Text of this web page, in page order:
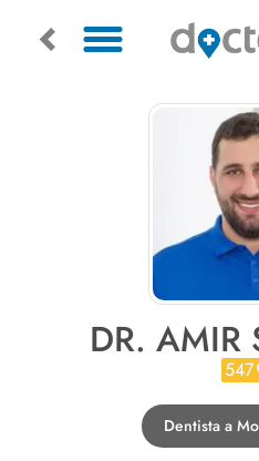
DR. AMIR
547
Dentista a